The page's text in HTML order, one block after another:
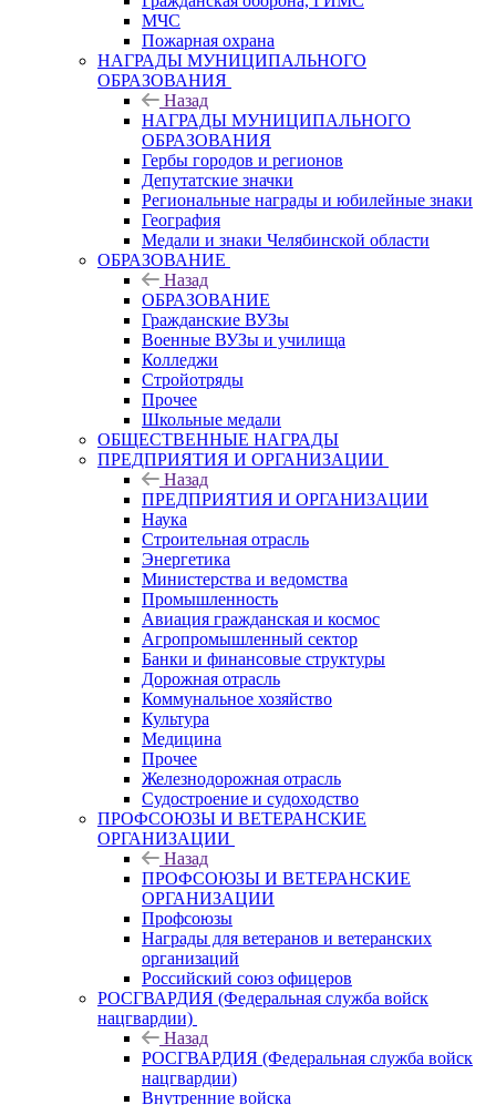
МЧС
Пожарная охрана
НАГРАДЫ МУНИЦИПАЛЬНОГО
ОБРАЗОВАНИЯ
Назад
НАГРАДЫ МУНИЦИПАЛЬНОГО
ОБРАЗОВАНИЯ
Гербы городов и регионов
Депутатские значки
Региональные награды и юбилейные знаки
География
Медали и знаки Челябинской области
ОБРАЗОВАНИЕ
Назад
ОБРАЗОВАНИЕ
Гражданские ВУЗы
Военные ВУЗы и училища
Колледжи
Стройотряды
Прочее
Школьные медали
ОБЩЕСТВЕННЫЕ НАГРАДЫ
ПРЕДПРИЯТИЯ И ОРГАНИЗАЦИИ
Назад
ПРЕДПРИЯТИЯ И ОРГАНИЗАЦИИ
Наука
Строительная отрасль
Энергетика
Министерства и ведомства
Промышленность
Авиация гражданская и космос
Агропромышленный сектор
Банки и финансовые структуры
Дорожная отрасль
Коммунальное хозяйство
Культура
Медицина
Прочее
Железнодорожная отрасль
Судостроение и судоходство
ПРОФСОЮЗЫ И ВЕТЕРАНСКИЕ
ОРГАНИЗАЦИИ
Назад
ПРОФСОЮЗЫ И ВЕТЕРАНСКИЕ
ОРГАНИЗАЦИИ
Профсоюзы
Награды для ветеранов и ветеранских
организаций
Российский союз офицеров
РОСГВАРДИЯ (Федеральная служба войск
нацгвардии)
Назад
РОСГВАРДИЯ (Федеральная служба войск
нацгвардии)
Внутренние войска